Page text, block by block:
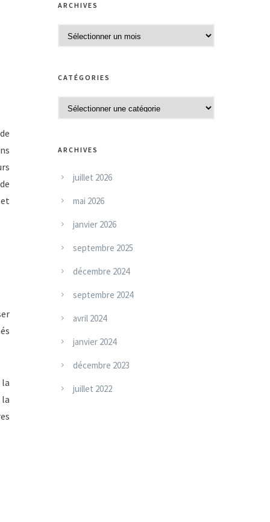
ARCHIVES
r
h
s
CATÉGORIES
a
é
ARCHIVES
juillet 2026
mai 2026
janvier 2026
septembre 2025
décembre 2024
septembre 2024
avril 2024
janvier 2024
décembre 2023
juillet 2022